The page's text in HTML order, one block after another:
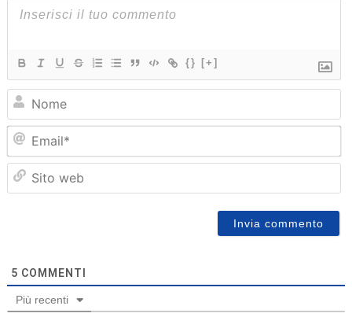
{} [+]
5 COMMENTI
Più recenti